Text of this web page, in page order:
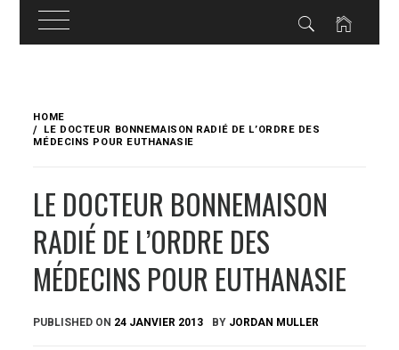
content
HOME
LE DOCTEUR BONNEMAISON RADIÉ DE L’ORDRE DES
MÉDECINS POUR EUTHANASIE
LE DOCTEUR BONNEMAISON
RADIÉ DE L’ORDRE DES
MÉDECINS POUR EUTHANASIE
PUBLISHED ON 24 JANVIER 2013 BY JORDAN MULLER